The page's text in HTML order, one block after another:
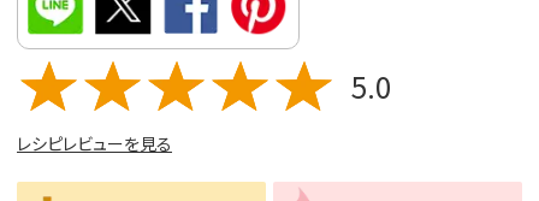
5.0
レシピレビューを見る